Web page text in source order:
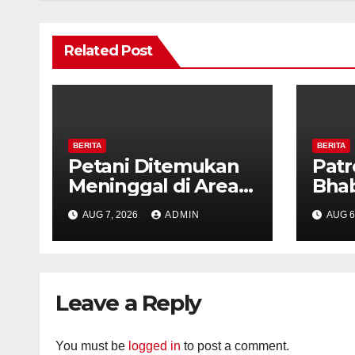
Related Post
BERITA
Petani Ditemukan
Meninggal di Area
Persawahan
Kalibeji, Polisi
Pastikan Tidak Ada
AUG 7, 2026 ADMIN
BERITA
dan
AUG
Leave a Reply
You must be logged in to post a comment.